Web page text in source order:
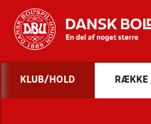
KLUB/HOLD RÆKKE